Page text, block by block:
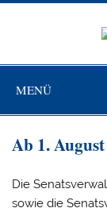
Zum
MENÜ
Ab 1.
Die
sowie die